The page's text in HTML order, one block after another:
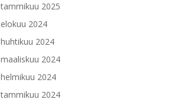
tammikuu 2025
elokuu 2024
huhtikuu 2024
maaliskuu 2024
helmikuu 2024
tammikuu 2024